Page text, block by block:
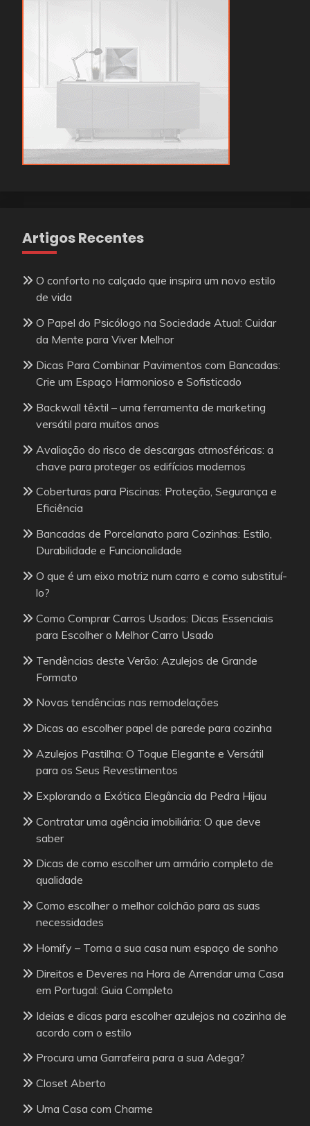
Artigos Recentes
O conforto no calçado que inspira um novo estilo
de vida
O Papel do Psicólogo na Sociedade Atual: Cuidar
da Mente para Viver Melhor
Dicas Para Combinar Pavimentos com Bancadas:
Crie um Espaço Harmonioso e Sofisticado
Backwall têxtil – uma ferramenta de marketing
versátil para muitos anos
Avaliação do risco de descargas atmosféricas: a
chave para proteger os edifícios modernos
Coberturas para Piscinas: Proteção, Segurança e
Eficiência
Bancadas de Porcelanato para Cozinhas: Estilo,
Durabilidade e Funcionalidade
O que é um eixo motriz num carro e como substituí-
lo?
Como Comprar Carros Usados: Dicas Essenciais
para Escolher o Melhor Carro Usado
Tendências deste Verão: Azulejos de Grande
Formato
Novas tendências nas remodelações
Dicas ao escolher papel de parede para cozinha
Azulejos Pastilha: O Toque Elegante e Versátil
para os Seus Revestimentos
Explorando a Exótica Elegância da Pedra Hijau
Contratar uma agência imobiliária: O que deve
saber
Dicas de como escolher um armário completo de
qualidade
Como escolher o melhor colchão para as suas
necessidades
Homify – Torna a sua casa num espaço de sonho
Direitos e Deveres na Hora de Arrendar uma Casa
em Portugal: Guia Completo
Ideias e dicas para escolher azulejos na cozinha de
acordo com o estilo
Procura uma Garrafeira para a sua Adega?
Closet Aberto
Uma Casa com Charme